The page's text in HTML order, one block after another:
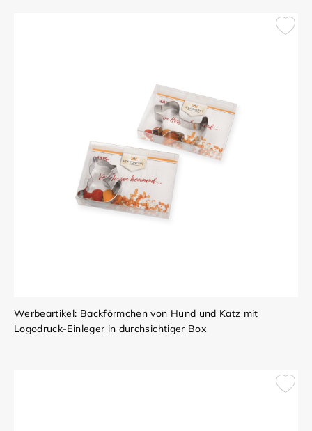
Werbeartikel: Backförmchen von Hund und Katz mit
Logodruck-Einleger in durchsichtiger Box